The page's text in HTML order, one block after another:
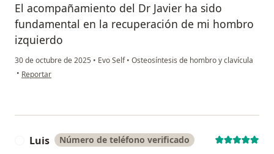
El acompañamiento del Dr Javier ha sido
fundamental en la recuperación de mi hombro
izquierdo
30 de octubre de 2025 • Evo Self• Osteosíntesis de hombro y clavícula
• en opinión del usuario Andres
Reportar
Luis Número de teléfono verificado